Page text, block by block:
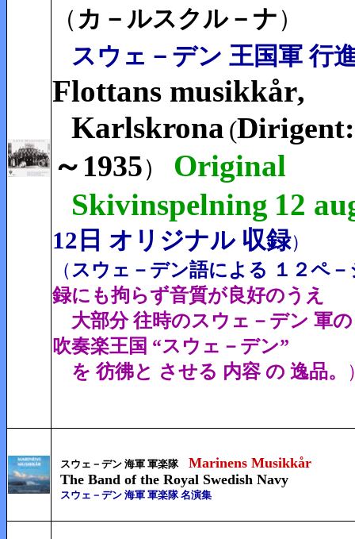
（ カ－ルスクル－ナ ）
スウェ－デン 王国軍 行
Flottans musikkår,
Karlskrona (
～1935）
Skivinspelning 12
12日 オリジナル 収録）
（スウェ－デン語による １２ペ－
録にも拘らず音質が良好のうえ
大部分 往時のスウェ－デン 軍
吹奏楽王国 “スウェ－デン”
を 彷彿と させる 内容 の 逸品。
スウェ－デン 海軍 軍楽隊 Marinens Musikkår
The Band of the Royal Swedish Navy
スウェ－デン 海軍 軍楽隊 名演集